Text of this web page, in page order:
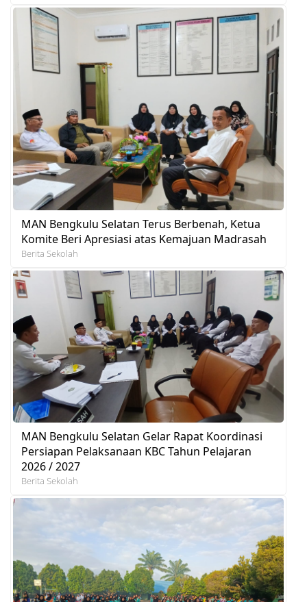
MAN Bengkulu Selatan Terus Berbenah, Ketua
Komite Beri Apresiasi atas Kemajuan Madrasah
Berita Sekolah
MAN Bengkulu Selatan Gelar Rapat Koordinasi
Persiapan Pelaksanaan KBC Tahun Pelajaran
2026 / 2027
Berita Sekolah